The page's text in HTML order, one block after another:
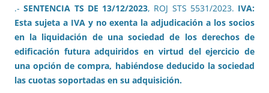
.-SENTENCIA TS DE 13/12/2023, ROJ STS 5531/2023. IVA:
Esta sujeta a IVA y no exenta la adjudicación a los socios
en la liquidación de una sociedad de los derechos de
edificación futura adquiridos en virtud del ejercicio de
una opción de compra, habiéndose deducido la sociedad
las cuotas soportadas en su adquisición.